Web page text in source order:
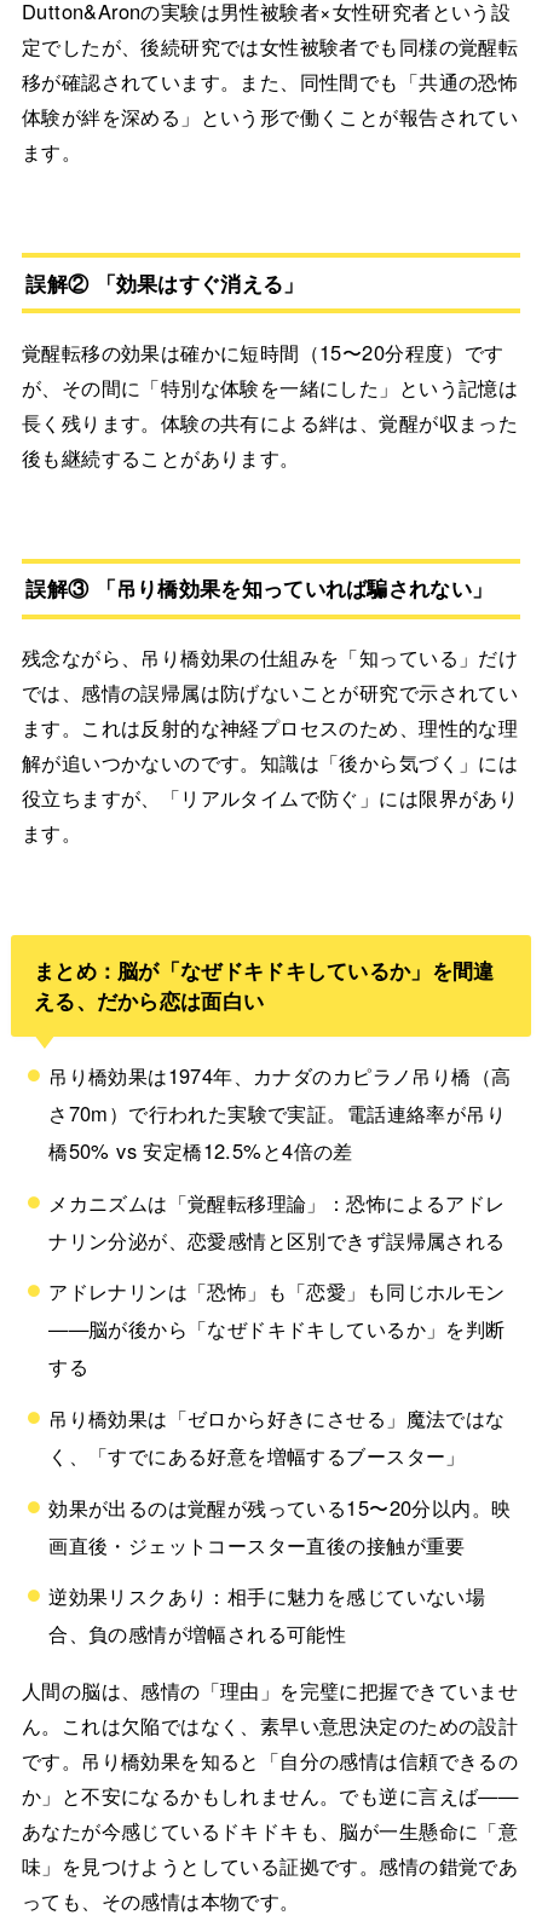
Dutton&Aronの実験は男性被験者×女性研究者という設
定でしたが、後続研究では女性被験者でも同様の覚醒転
移が確認されています。また、同性間でも「共通の恐怖
体験が絆を深める」という形で働くことが報告されてい
ます。
誤解② 「効果はすぐ消える」
覚醒転移の効果は確かに短時間（15〜20分程度）です
が、その間に「特別な体験を一緒にした」という記憶は
長く残ります。体験の共有による絆は、覚醒が収まった
後も継続することがあります。
誤解③ 「吊り橋効果を知っていれば騙されない」
残念ながら、吊り橋効果の仕組みを「知っている」だけ
では、感情の誤帰属は防げないことが研究で示されてい
ます。これは反射的な神経プロセスのため、理性的な理
解が追いつかないのです。知識は「後から気づく」には
役立ちますが、「リアルタイムで防ぐ」には限界があり
ます。
まとめ：脳が「なぜドキドキしているか」を間違
える、だから恋は面白い
吊り橋効果は1974年、カナダのカピラノ吊り橋（高
さ70m）で行われた実験で実証。電話連絡率が吊り
橋50% vs 安定橋12.5%と4倍の差
メカニズムは「覚醒転移理論」：恐怖によるアドレ
ナリン分泌が、恋愛感情と区別できず誤帰属される
アドレナリンは「恐怖」も「恋愛」も同じホルモン
——脳が後から「なぜドキドキしているか」を判断
する
吊り橋効果は「ゼロから好きにさせる」魔法ではな
く、「すでにある好意を増幅するブースター」
効果が出るのは覚醒が残っている15〜20分以内。映
画直後・ジェットコースター直後の接触が重要
逆効果リスクあり：相手に魅力を感じていない場
合、負の感情が増幅される可能性
人間の脳は、感情の「理由」を完璧に把握できていませ
ん。これは欠陥ではなく、素早い意思決定のための設計
です。吊り橋効果を知ると「自分の感情は信頼できるの
か」と不安になるかもしれません。でも逆に言えば——
あなたが今感じているドキドキも、脳が一生懸命に「意
味」を見つけようとしている証拠です。感情の錯覚であ
っても、その感情は本物です。